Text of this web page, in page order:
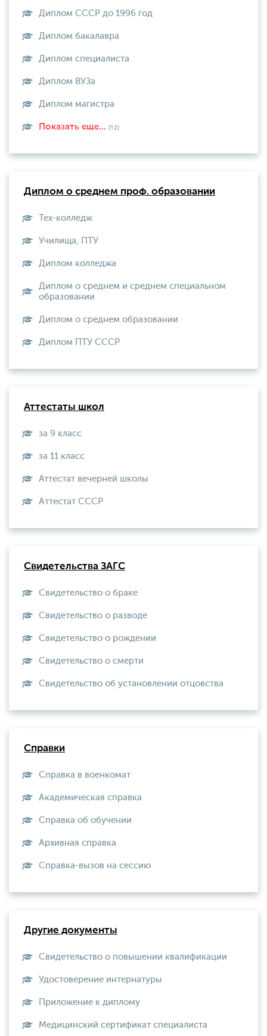
Диплом СССР до 1996 год
Диплом бакалавра
Диплом специалиста
Диплом ВУЗа
Диплом магистра
Показать еще... (12)
Диплом о среднем проф. образовании
Тех-колледж
Училища, ПТУ
Диплом колледжа
Диплом о среднем и среднем специальном
образовании
Диплом о среднем образовании
Диплом ПТУ СССР
Аттестаты школ
за 9 класс
за 11 класс
Аттестат вечерней школы
Aттестат СССР
Свидетельства ЗАГС
Свидетельство о браке
Свидетельство о разводе
Свидетельство о рождении
Свидетельство о смерти
Свидетельство об установлении отцовства
Справки
Справка в военкомат
Академическая справка
Справка об обучении
Архивная справка
Справка-вызов на сессию
Другие документы
Свидетельство о повышении квалификации
Удостоверение интернатуры
Приложение к диплому
Медицинский сертификат специалиста